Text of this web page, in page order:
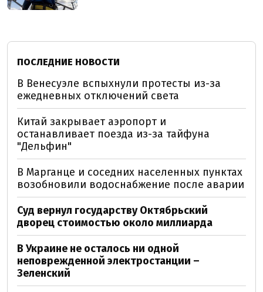
ПОСЛЕДНИЕ НОВОСТИ
В Венесуэле вспыхнули протесты из-за
ежедневных отключений света
Китай закрывает аэропорт и
останавливает поезда из-за тайфуна
"Дельфин"
В Марганце и соседних населенных пунктах
возобновили водоснабжение после аварии
Суд вернул государству Октябрьский
дворец стоимостью около миллиарда
В Украине не осталось ни одной
неповрежденной электростанции –
Зеленский